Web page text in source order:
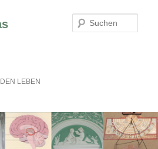
LEBEN